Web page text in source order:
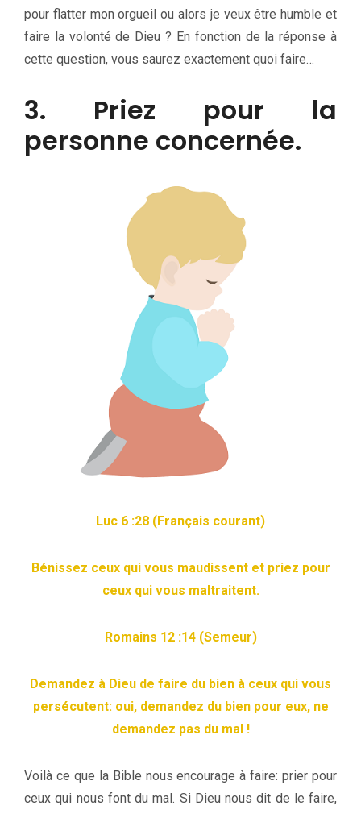
pour flatter mon orgueil ou alors je veux être humble et
faire la volonté de Dieu ? En fonction de la réponse à
cette question, vous saurez exactement quoi faire…
3. Priez pour la
personne concernée.
Luc 6 :28 (Français courant)
Bénissez ceux qui vous maudissent et priez pour
ceux qui vous maltraitent.
Romains 12 :14 (Semeur)
Demandez à Dieu de faire du bien à ceux qui vous
persécutent: oui, demandez du bien pour eux, ne
demandez pas du mal !
Voilà ce que la Bible nous encourage à faire: prier pour
ceux qui nous font du mal. Si Dieu nous dit de le faire,